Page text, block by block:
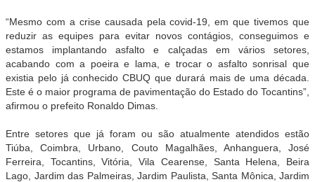
“Mesmo com a crise causada pela covid-19, em que tivemos que
reduzir as equipes para evitar novos contágios, conseguimos e
estamos implantando asfalto e calçadas em vários setores,
acabando com a poeira e lama, e trocar o asfalto sonrisal que
existia pelo já conhecido CBUQ que durará mais de uma década.
Este é o maior programa de pavimentação do Estado do Tocantins”,
afirmou o prefeito Ronaldo Dimas.
Entre setores que já foram ou são atualmente atendidos estão
Tiúba, Coimbra, Urbano, Couto Magalhães, Anhanguera, José
Ferreira, Tocantins, Vitória, Vila Cearense, Santa Helena, Beira
Lago, Jardim das Palmeiras, Jardim Paulista, Santa Mônica, Jardim